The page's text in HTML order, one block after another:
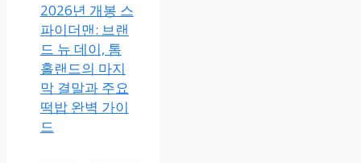
2026년 개봉 스
파이더맨: 브랜
드 뉴 데이, 톰
홀랜드의 마지
막 결말과 주요
떡밥 완벽 가이
드